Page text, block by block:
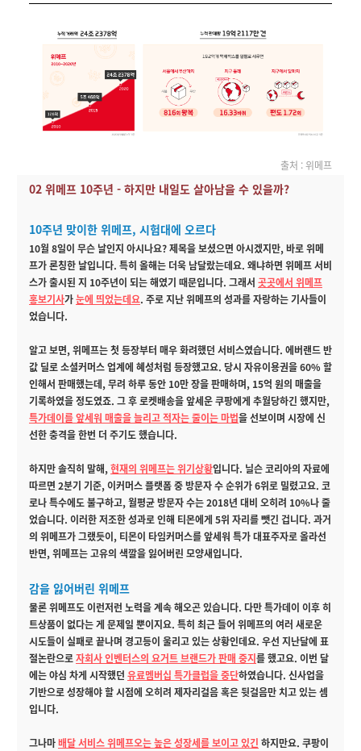
출처 :위메프
02 위메프 10주년 - 하지만 내일도 살아남을 수 있을까?
10주년 맞이한 위메프, 시험대에 오르다
10월 8일이 무슨 날인지 아시나요? 제목을 보셨으면 아시겠지만, 바로 위메
프가 론칭한 날입니다. 특히 올해는 더욱 남달랐는데요. 왜냐하면 위메프 서비
스가 출시된 지 10주년이 되는 해였기 때문입니다. 그래서 곳곳에서 위메프
홍보기사가눈에 띄었는데요. 주로 지난 위메프의 성과를 자랑하는 기사들이
었습니다.
알고 보면, 위메프는 첫 등장부터 매우 화려했던 서비스였습니다. 에버랜드 반
값 딜로 소셜커머스 업계에 혜성처럼 등장했고요. 당시 자유이용권을 60% 할
인해서 판매했는데, 무려 하루 동안 10만 장을 판매하며, 15억 원의 매출을
기록하였을 정도였죠. 그 후 로켓배송을 앞세운 쿠팡에게 추월당하긴 했지만,
특가데이를 앞세워 매출을 늘리고 적자는 줄이는 마법을 선보이며 시장에 신
선한 충격을 한번 더 주기도 했습니다.
하지만 솔직히 말해, 현재의 위메프는 위기상황입니다. 닐슨 코리아의 자료에
따르면 2분기 기준, 이커머스 플랫폼 중 방문자 수 순위가 6위로 밀렸고요. 코
로나 특수에도 불구하고, 월평균 방문자 수는 2018년 대비 오히려 10%나 줄
었습니다. 이러한 저조한 성과로 인해 티몬에게 5위 자리를 뺏긴 겁니다. 과거
의 위메프가 그랬듯이, 티몬이 타임커머스를 앞세워 특가 대표주자로 올라선
반면, 위메프는 고유의 색깔을 잃어버린 모양새입니다.
감을 잃어버린 위메프
물론 위메프도 이런저런 노력을 계속 해오곤 있습니다. 다만 특가데이 이후 히
트상품이 없다는 게 문제일 뿐이지요. 특히 최근 들어 위메프의 여러 새로운
시도들이 실패로 끝나며 경고등이 울리고 있는 상황인데요. 우선 지난달에 표
절논란으로자회사 인벤터스의 요거트 브랜드가 판매 중지를 했고요. 이번 달
에는 야심 차게 시작했던 유료멤버십 특가클럽을 중단하였습니다. 신사업을
기반으로 성장해야 할 시점에 오히려 제자리걸음 혹은 뒷걸음만 치고 있는 셈
입니다.
그나마배달 서비스 위메프오는 높은 성장세를 보이고 있긴 하지만요. 쿠팡이